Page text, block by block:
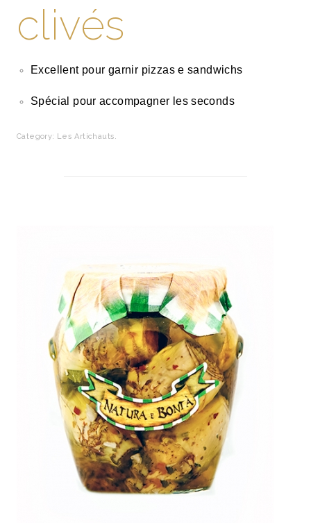
clivés
Excellent pour garnir pizzas e sandwichs
Spécial pour accompagner les seconds
Category: Les Artichauts.